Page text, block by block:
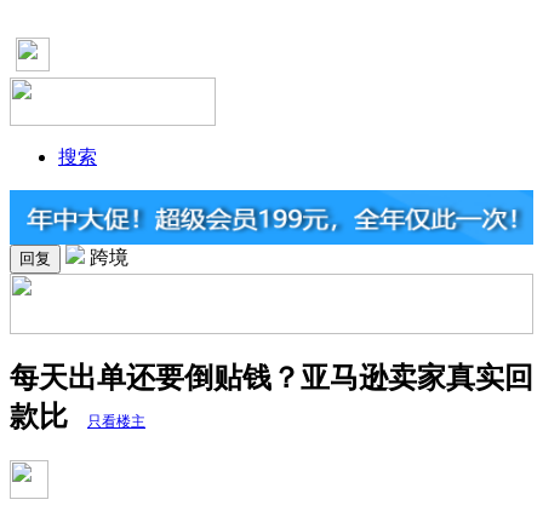
搜索
回复 跨境
每天出单还要倒贴钱？亚马逊卖家真实回
款比
只看楼主